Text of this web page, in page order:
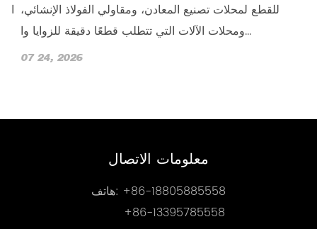
للقطع لمحلات تصنيع المعادن، ومقاولي الفولاذ الإنشائي،
ومحلات الآلات التي تتطلب قطعًا دقيقة للزوايا وا...
07 24, 2026
معلومات الاتصال
هاتف: +86-18805885558
+86-13395785558